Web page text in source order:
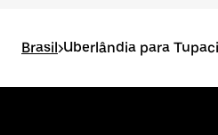
Brasil>Uberlândia para